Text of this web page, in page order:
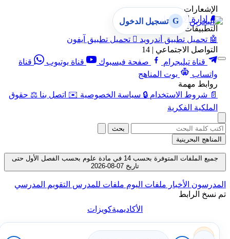
الإشعارات
🔔 إدارة الإشعارات
التطبيقات
🤖 تحميل تطبيق أندرويد  تحميل تطبيق آيفون
التواصل الاجتماعي | 14
قناة تيليجرام
صفحة فيسبوك قناة يوتيوب
قناة
واتساب
بوت المناهج
روابط مهمة
📄 شروط الاستخدام 🔒 سياسة الخصوصية ✉️ اتصل بنا ⚖️ حقوق
الملكية الفكرية
G تسجيل الدخول
بحث
المناهج البحرينية
جميع الملفات المتوفرة بحسب 14 في مادة علوم بحسب الفصل الأول حتى
تاريخ 07-08-2026
المدرسون الأخبار ملفات اليوم ملفات للمدرس التقويم المدرسي
تم نسخ الرابط
الأكاديميةكويزات